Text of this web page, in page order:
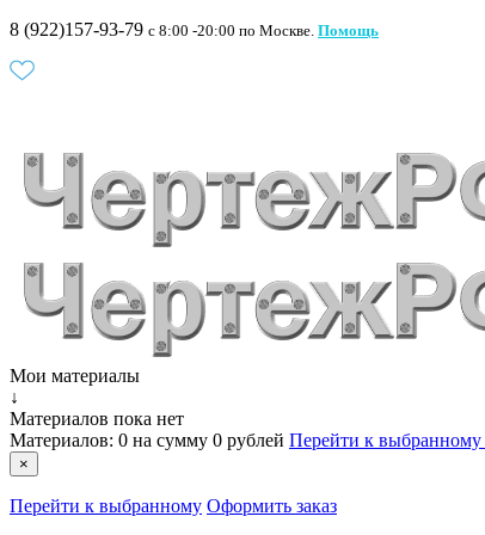
8 (922)157-93-79 c 8:00 -20:00 по Москве. Помощь
Мои материалы
↓
Материалов пока нет
Материалов: 0 на сумму 0 рублей Перейти к выбранному
×
Перейти к выбранному Оформить заказ